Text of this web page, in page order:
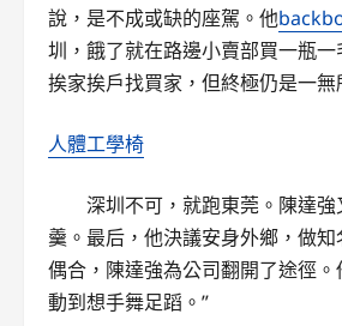
說，是不成或缺的座駕。他
圳，餓了就在路邊小賣部買一瓶
挨家挨戶找買家，但終極仍是一無
人體工學椅
深圳不可，就跑東莞。陳達
羹。最后，他決議安身外鄉，做
偶合，陳達強為公司翻開了途徑
動到想手舞足蹈。”